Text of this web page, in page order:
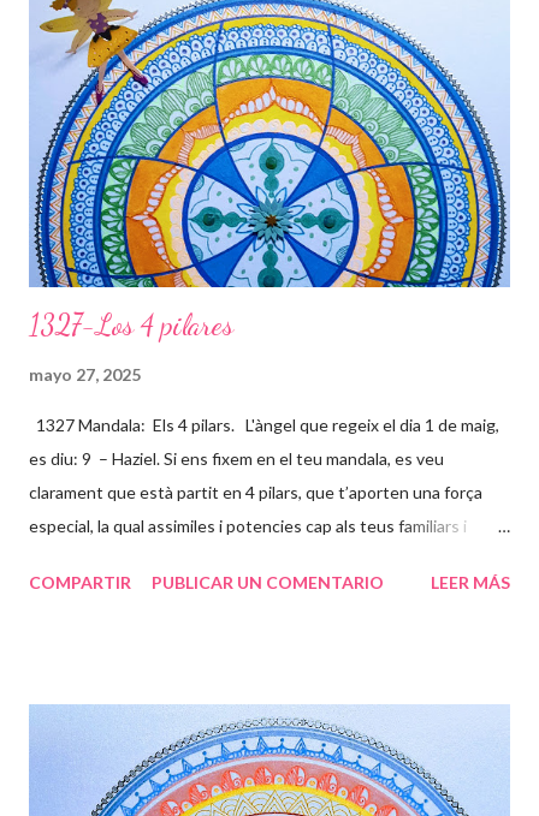
1327-Los 4 pilares
mayo 27, 2025
1327 Mandala: Els 4 pilars. L'àngel que regeix el dia 1 de maig,
es diu: 9 – Haziel. Si ens fixem en el teu mandala, es veu
clarament que està partit en 4 pilars, que t’aporten una força
especial, la qual assimiles i potencies cap als teus familiars i
ésser humà súper excepcional, i molts s’apropen a tu per sentir
representa la teva bellesa interna i externa que s’estén cap a
l’exterior de la teva ànima, projectant ones que van passant per
les diferents capes de l’aura, formant juntament amb la Divinitat
COMPARTIR PUBLICAR UN COMENTARIO LEER MÁS